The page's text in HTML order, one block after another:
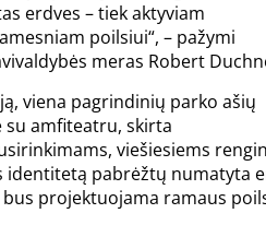
erdves – tiek aktyviam
poilsiui“, – pažymi
meras Robert
viena pagrindinių parko ašių
su amfiteatru, skirta
viešiesiems
identitetą pabrėžtų numatyta
projektuojama ramaus